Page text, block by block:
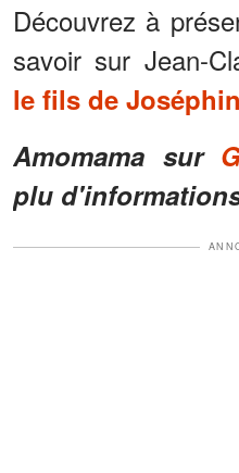
Découvrez à
savoir sur Jean-
le fils de
Amomama sur
plu